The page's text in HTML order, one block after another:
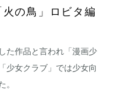
の鳥」ロビタ編
た作品と言われ「漫画少
少女クラブ」では少女向
。